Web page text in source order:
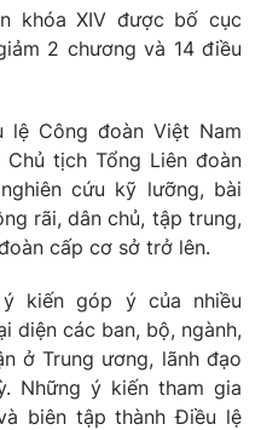
khóa XIV được bố cục
2 chương và 14 điều
Công đoàn Việt Nam
tịch Tổng Liên đoàn
cứu kỹ lưỡng, bài
rãi, dân chủ, tập trung,
cấp cơ sở trở lên.
kiến góp ý của nhiều
diện các ban, bộ, ngành,
ở Trung ương, lãnh đạo
Những ý kiến tham gia
biên tập thành Điều lệ